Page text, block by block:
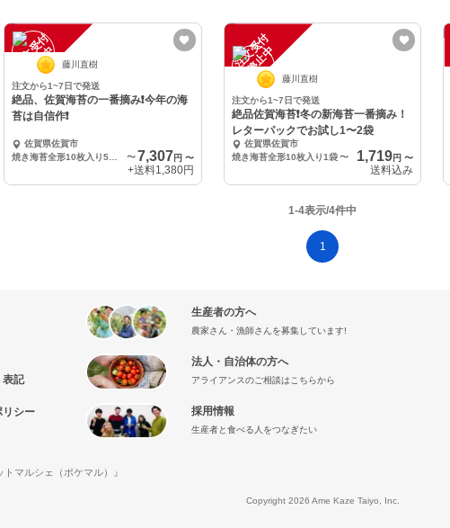
注
文
受
付
停
止
中 藤川直樹
注文から1~7日で発送
絶品、佐賀海苔の一番摘み❗️今年の海
苔は自信作❗
佐賀県佐賀市
焼き海苔全形10枚入り5セット
〜 7,307 円 〜
+送料1,380円
注
文
受
付
停
止
中
藤川直樹
注文から1~7日で発送
絶品佐賀海苔❗️冬の新海苔一番摘み！
レターパックでお試し1〜2袋
佐賀県佐賀市
焼き海苔全形10枚入り1袋 〜 1,719円〜
送料込み
1-4表示/4件中
1
表記
リシー
生産者の方へ
農家さん・漁師さんを募集しています!
法人・自治体の方へ
アライアンスのご相談はこちらから
採用情報
生産者と食べる人をつなぎたい
マルシェ（ポケマル）』
Copyright 2026 Ame Kaze Taiyo, Inc.